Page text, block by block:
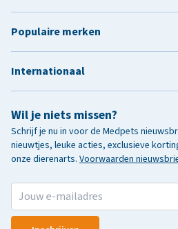
Wil je niets missen?
Schrijf je nu in voor de Medpets
nieuwtjes, leuke acties, exclusieve
onze dierenarts. Voorwaarden
Populaire merken
Internationaal